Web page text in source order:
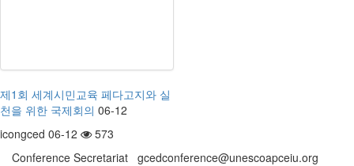
제1회 세계시민교육 페다고지와 실
천을 위한 국제회의 06-12
icongced 06-12
573
Conference Secretariat gcedconference@unescoapceiu.org